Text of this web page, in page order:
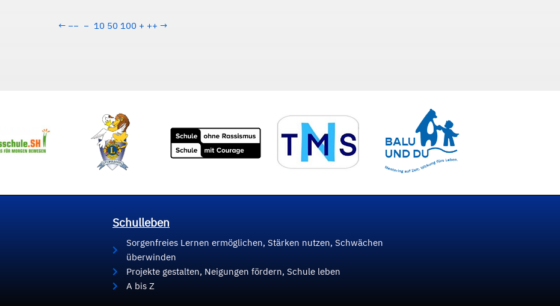
← −− − 10 50 100 + ++ →
Schulleben
Sorgenfreies Lernen ermöglichen, Stärken nutzen, Schwächen
überwinden
Projekte gestalten, Neigungen fördern, Schule leben
A bis Z